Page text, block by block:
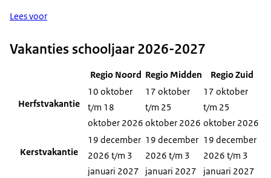
Lees voor
Vakanties schooljaar 2026-2027
Regio Noord Regio Midden Regio Zuid
Herfstvakantie
10 oktober
t/m 18
oktober 2026
17 oktober
t/m 25
oktober 2026
17 oktober
t/m 25
oktober 2026
Kerstvakantie
19 december
2026 t/m 3
januari 2027
19 december
2026 t/m 3
januari 2027
19 december
2026 t/m 3
januari 2027